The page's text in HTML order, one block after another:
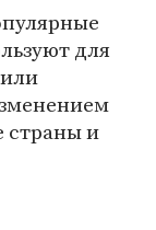
для
страны и